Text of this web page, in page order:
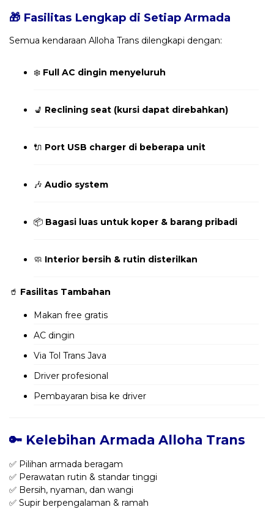
🎁 Fasilitas Lengkap di Setiap Armada
Semua kendaraan Alloha Trans dilengkapi dengan:
❄️ Full AC dingin menyeluruh
💺 Reclining seat (kursi dapat direbahkan)
🔌 Port USB charger di beberapa unit
🎶 Audio system
📦 Bagasi luas untuk koper & barang pribadi
🧼 Interior bersih & rutin disterilkan
🥤 Fasilitas Tambahan
Makan free gratis
AC dingin
Via Tol Trans Java
Driver profesional
Pembayaran bisa ke driver
🔑 Kelebihan Armada Alloha Trans
✅ Pilihan armada beragam
✅ Perawatan rutin & standar tinggi
✅ Bersih, nyaman, dan wangi
✅ Supir berpengalaman & ramah